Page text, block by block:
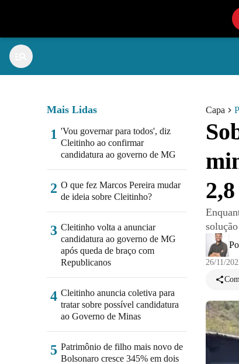
Capa
26/11/
Mais Lidas
1 'Vou governar para todos', diz
Cleitinho ao confirmar
candidatura ao governo de MG
2 O que fez Marcos Pereira mudar
de ideia sobre Cleitinho?
3 Cleitinho volta a anunciar
candidatura ao governo de MG
após queda de braço com
Republicanos
4 Cleitinho anuncia coletiva para
tratar sobre possível candidatura
ao Governo de Minas
5 Patrimônio de filho mais novo de
Bolsonaro cresce 345% em dois